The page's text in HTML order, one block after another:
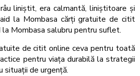
liniștit, era calmantă, liniștitoare și
la Mombasa cărți gratuite de citit
Mombasa salubru pentru suflet.
de citit online ceva pentru toată
pentru viața durabilă la strategii
situații de urgență.